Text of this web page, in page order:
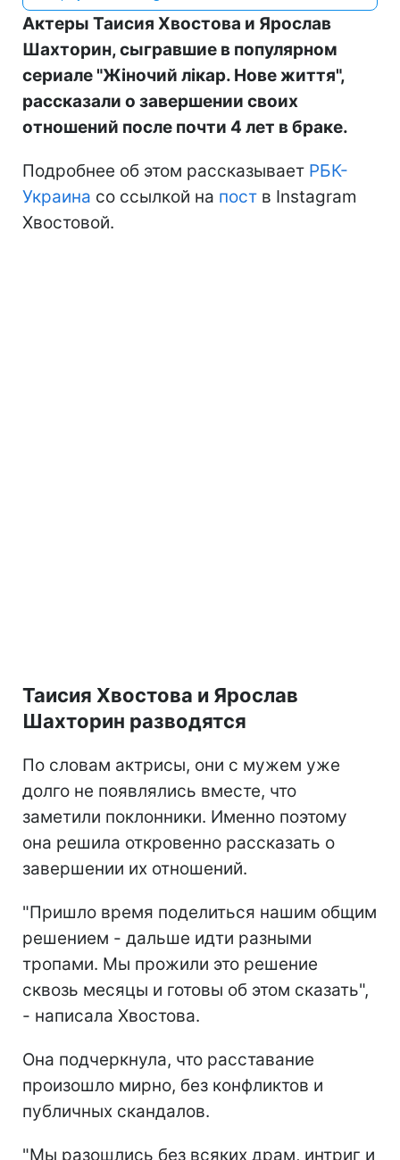
Актеры Таисия Хвостова и Ярослав
Шахторин, сыгравшие в популярном
сериале "Жіночий лікар. Нове життя",
рассказали о завершении своих
отношений после почти 4 лет в браке.
Подробнее об этом рассказывает РБК-
Украина со ссылкой на пост в Instagram
Хвостовой.
Таисия Хвостова и Ярослав
Шахторин разводятся
По словам актрисы, они с мужем уже
долго не появлялись вместе, что
заметили поклонники. Именно поэтому
она решила откровенно рассказать о
завершении их отношений.
"Пришло время поделиться нашим общим
решением - дальше идти разными
тропами. Мы прожили это решение
сквозь месяцы и готовы об этом сказать",
- написала Хвостова.
Она подчеркнула, что расставание
произошло мирно, без конфликтов и
публичных скандалов.
"Мы разошлись без всяких драм, интриг и